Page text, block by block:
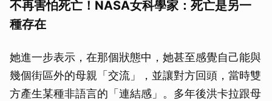
不再害怕死亡！NASA女科學家：死亡是另一
種存在
她進一步表示，在那個狀態中，她甚至感覺自己能與
幾個街區外的母親「交流」，並讓對方回頭，當時雙
方產生某種非語言的「連結感」。多年後洪卡拉跟母